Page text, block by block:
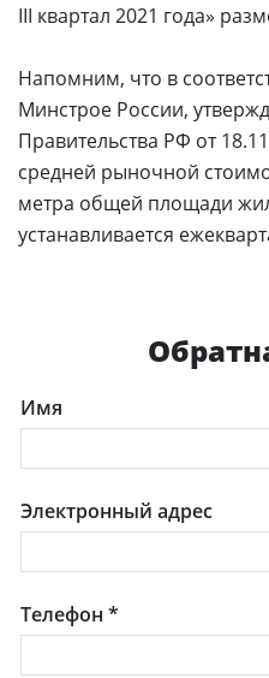
III квартал 2021 года»
Напомним, что в
Минстрое России,
Правительства РФ от
средней рыночной
метра общей площади
устанавливается
Имя
Электронный адрес
Телефон*